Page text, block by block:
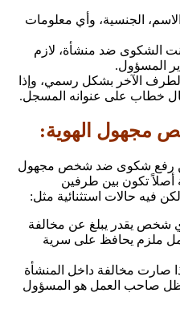
الجنسية، وأي معلومات
الشكوى ضد منشأة، لازم
المسؤول.
الآخر بشكل رسمي، وإذا
خطاب على عنوانه المسجل.
الهوية:
رفع شكوى ضد شخص مجهول
أصلاً تكون بين طرفين
حالات استثنائية مثل:
شخص يقدر يبلغ عن مخالفة
ملزم يحافظ على سرية
صارت مخالفة داخل المنشأة
صاحب العمل هو المسؤول